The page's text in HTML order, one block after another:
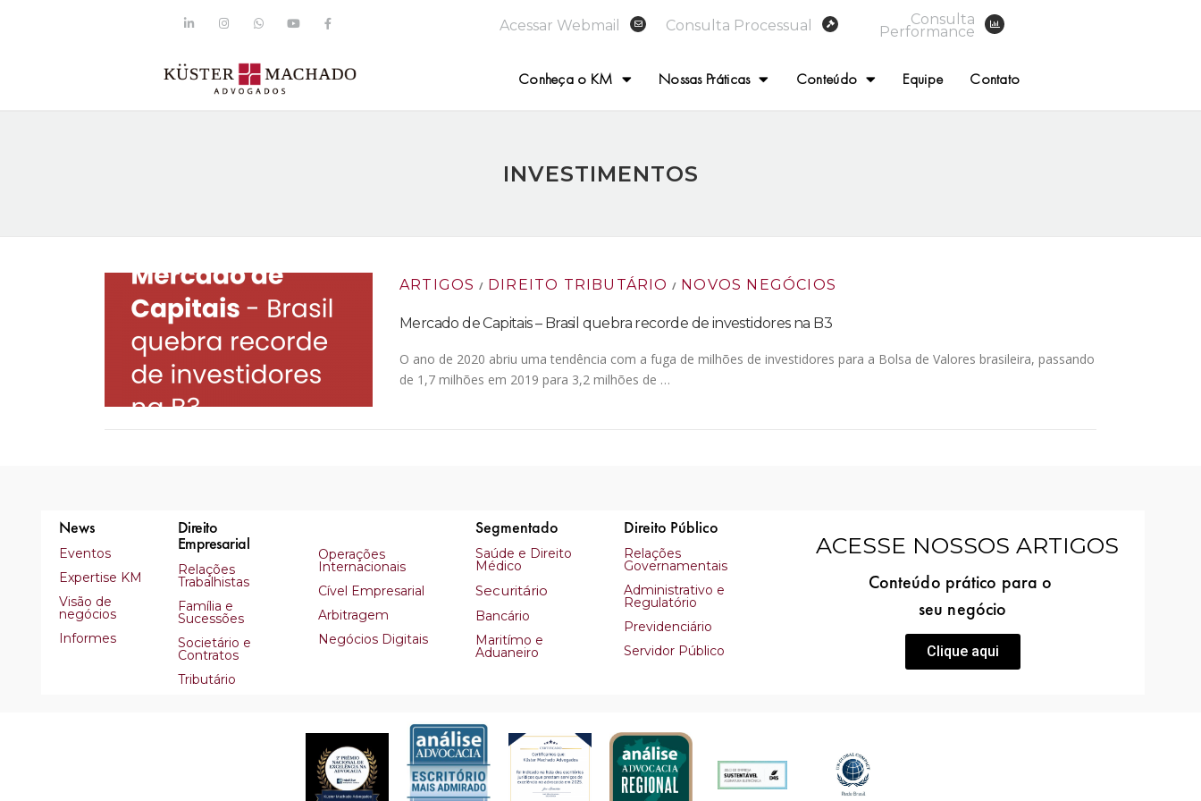
Acessar Webmail Consulta Processual Consulta
Performance
Conheça o KM Nossas Práticas Conteúdo Equipe Contato
INVESTIMENTOS
ARTIGOS / DIREITO TRIBUTÁRIO / NOVOS NEGÓCIOS
Mercado de Capitais – Brasil quebra recorde de investidores na B3
O ano de 2020 abriu uma tendência com a fuga de milhões de investidores para a Bolsa de Valores brasileira, passando
de 1,7 milhões em 2019 para 3,2 milhões de …
News
Eventos
Expertise KM
Visão de
negócios
Informes
Direito
Empresarial
Relações
Trabalhistas
Família e
Sucessões
Societário e
Contratos
Tributário
Operações
Internacionais
Cível Empresarial
Arbitragem
Negócios Digitais
Segmentado
Saúde e Direito
Médico
Securitário
Bancário
Maritímo e
Aduaneiro
Direito Público
Relações
Governamentais
Administrativo e
Regulatório
Previdenciário
Servidor Público
ACESSE NOSSOS ARTIGOS
Conteúdo prático para o
seu negócio
Clique aqui